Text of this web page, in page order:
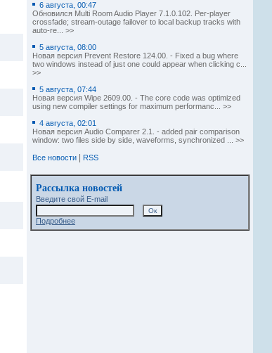
6 августа, 00:47
Обновился Multi Room Audio Player 7.1.0.102. Per-player
crossfade; stream-outage failover to local backup tracks with
auto-re... >>
5 августа, 08:00
Новая версия Prevent Restore 124.00. - Fixed a bug where
two windows instead of just one could appear when clicking c...
>>
5 августа, 07:44
Новая версия Wipe 2609.00. - The core code was optimized
using new compiler settings for maximum performanc... >>
4 августа, 02:01
Новая версия Audio Comparer 2.1. - added pair comparison
window: two files side by side, waveforms, synchronized ... >>
Все новости RSS
Рассылка новостей
Введите свой E-mail
Подробнее